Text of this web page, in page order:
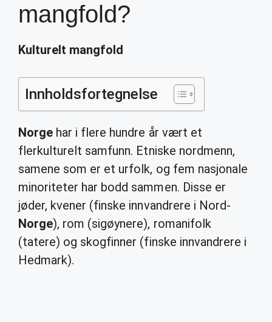
mangfold?
Kulturelt mangfold
Innholdsfortegnelse
Norge har i flere hundre år vært et
flerkulturelt samfunn. Etniske nordmenn,
samene som er et urfolk, og fem nasjonale
minoriteter har bodd sammen. Disse er
jøder, kvener (finske innvandrere i Nord-
Norge), rom (sigøynere), romanifolk
(tatere) og skogfinner (finske innvandrere i
Hedmark).